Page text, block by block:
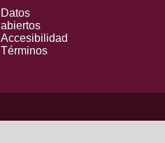
Datos
abiertos
Accesibilidad
Términos